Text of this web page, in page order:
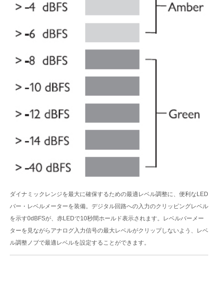
ダイナミックレンジを最大に確保するための最適レベル調整に、便利なLED
バー・レベルメーターを装備。デジタル回路への入力のクリッピングレベル
を示す0dBFSが、赤LEDで10秒間ホールド表示されます。レベルバーメー
ターを見ながらアナログ入力信号の最大レベルがクリップしないよう、レベ
ル調整ノブで最適レベルを設定することができます。